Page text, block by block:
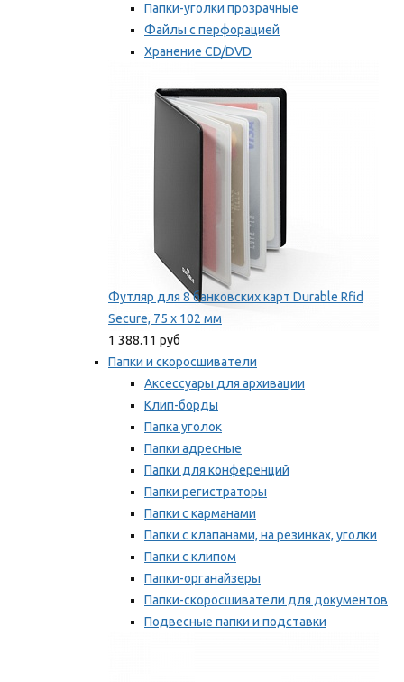
Папки-уголки прозрачные
Файлы с перфорацией
Хранение CD/DVD
Мы рекомендуем
Футляр для 8 банковских карт Durable Rfid
Secure, 75 х 102 мм
1 388.11 руб
Папки и скоросшиватели
Аксессуары для архивации
Клип-борды
Папка уголок
Папки адресные
Папки для конференций
Папки регистраторы
Папки с карманами
Папки с клапанами, на резинках, уголки
Папки с клипом
Папки-органайзеры
Папки-скоросшиватели для документов
Подвесные папки и подставки